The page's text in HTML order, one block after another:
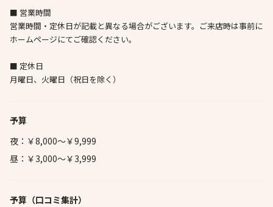
■ 営業時間
営業時間・定休日が記載と異なる場合がございます。ご来店時は事前に
ホームページにてご確認ください。
■ 定休日
月曜日、火曜日（祝日を除く）
予算
夜：￥8,000～￥9,999
昼：￥3,000～￥3,999
予算 （口コミ集計）